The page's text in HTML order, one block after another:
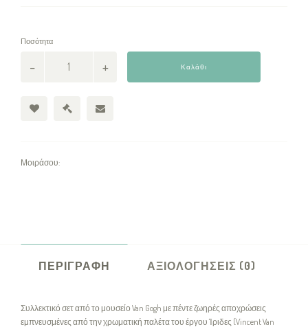
Ποσότητα
Καλάθι
Μοιράσου:
ΠΕΡΙΓΡΑΦΉ ΑΞΙΟΛΟΓΉΣΕΙΣ (0)
Συλλεκτικό σετ από το μουσείο Van Gogh με πέντε ζωηρές αποχρώσεις
εμπνευσμένες από την χρωματική παλέτα του έργου Ίριδες (Vincent Van